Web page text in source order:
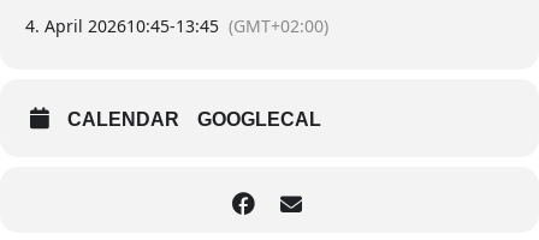
4. April 202610:45-13:45 (GMT+02:00)
CALENDAR GOOGLECAL